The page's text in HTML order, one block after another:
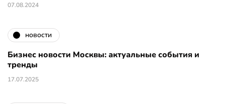
07.08.2024
новости
Бизнес новости Москвы: актуальные события и
тренды
17.07.2025